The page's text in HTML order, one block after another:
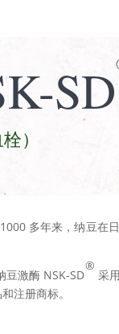
SD
）
多年来，纳豆在
豆激酶 NSK-SD
®
采
注册商标。